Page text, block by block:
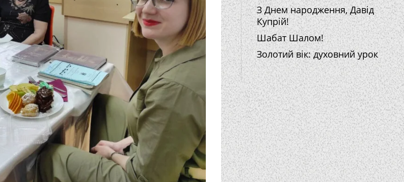
З Днем народження, Давід
Купрій!
Шабат Шалом!
Золотий вік: духовний урок